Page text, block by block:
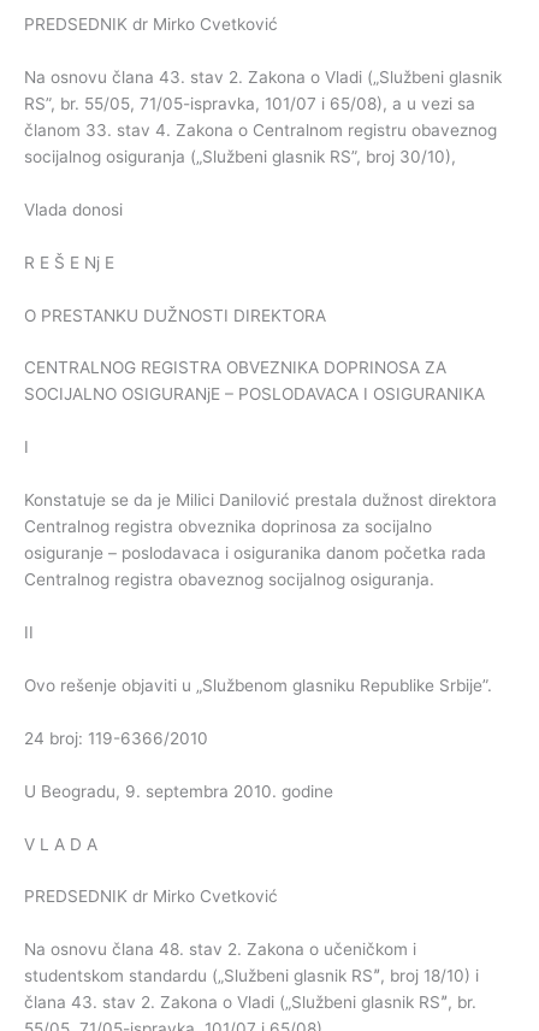
PREDSEDNIK dr Mirko Cvetković
Na osnovu člana 43. stav 2. Zakona o Vladi („Službeni glasnik
RS”, br. 55/05, 71/05-ispravka, 101/07 i 65/08), a u vezi sa
članom 33. stav 4. Zakona o Centralnom registru obaveznog
socijalnog osiguranja („Službeni glasnik RS”, broj 30/10),
Vlada donosi
R E Š E Nj E
O PRESTANKU DUŽNOSTI DIREKTORA
CENTRALNOG REGISTRA OBVEZNIKA DOPRINOSA ZA
SOCIJALNO OSIGURANjE – POSLODAVACA I OSIGURANIKA
I
Konstatuje se da je Milici Danilović prestala dužnost direktora
Centralnog registra obveznika doprinosa za socijalno
osiguranje – poslodavaca i osiguranika danom početka rada
Centralnog registra obaveznog socijalnog osiguranja.
II
Ovo rešenje objaviti u „Službenom glasniku Republike Srbije”.
24 broj: 119-6366/2010
U Beogradu, 9. septembra 2010. godine
V L A D A
PREDSEDNIK dr Mirko Cvetković
Na osnovu člana 48. stav 2. Zakona o učeničkom i
studentskom standardu („Službeni glasnik RSˮ, broj 18/10) i
člana 43. stav 2. Zakona o Vladi („Službeni glasnik RSˮ, br.